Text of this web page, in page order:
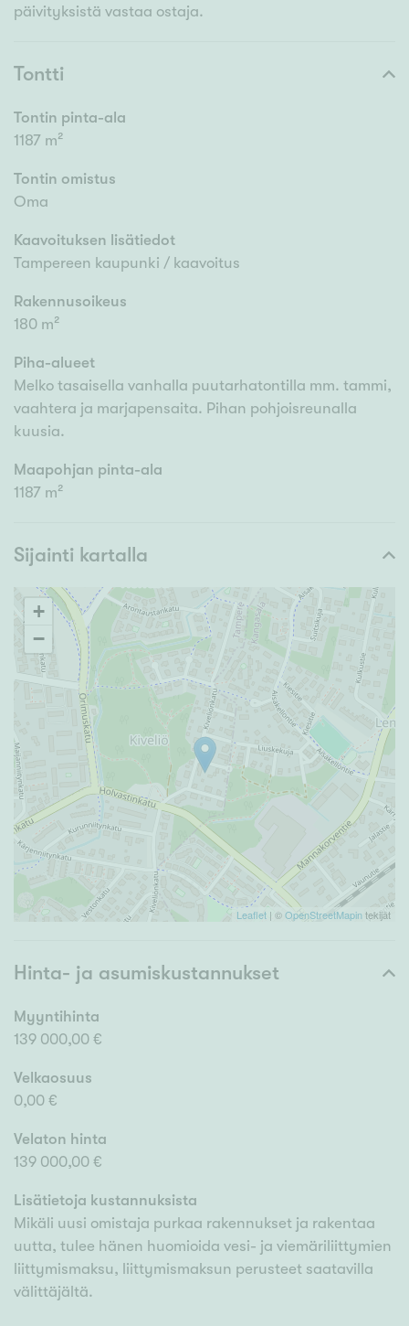
päivityksistä vastaa ostaja.
Tontti
Tontin pinta-ala
1187 m²
Tontin omistus
Oma
Kaavoituksen lisätiedot
Tampereen kaupunki / kaavoitus
Rakennusoikeus
180 m²
Piha-alueet
Melko tasaisella vanhalla puutarhatontilla mm. tammi,
vaahtera ja marjapensaita. Pihan pohjoisreunalla
kuusia.
Maapohjan pinta-ala
1187 m²
Sijainti kartalla
+
−
Leaflet | ©OpenStreetMapintekijät
Hinta- ja asumiskustannukset
Myyntihinta
139 000,00 €
Velkaosuus
0,00 €
Velaton hinta
139 000,00 €
Lisätietoja kustannuksista
Mikäli uusi omistaja purkaa rakennukset ja rakentaa
uutta, tulee hänen huomioida vesi- ja viemäriliittymien
liittymismaksu, liittymismaksun perusteet saatavilla
välittäjältä.